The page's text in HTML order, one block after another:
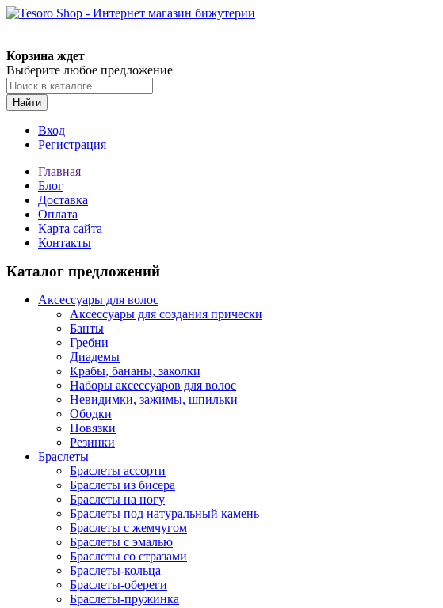
Корзина ждет
Выберите любое предложение
Найти
Вход
Регистрация
Главная
Блог
Доставка
Оплата
Карта сайта
Контакты
Каталог предложений
Аксессуары для волос
Аксессуары для создания прически
Банты
Гребни
Диадемы
Крабы, бананы, заколки
Наборы аксессуаров для волос
Невидимки, зажимы, шпильки
Ободки
Повязки
Резинки
Браслеты
Браслеты ассорти
Браслеты из бисера
Браслеты на ногу
Браслеты под натуральный камень
Браслеты с жемчугом
Браслеты с эмалью
Браслеты со стразами
Браслеты-кольца
Браслеты-обереги
Браслеты-пружинка